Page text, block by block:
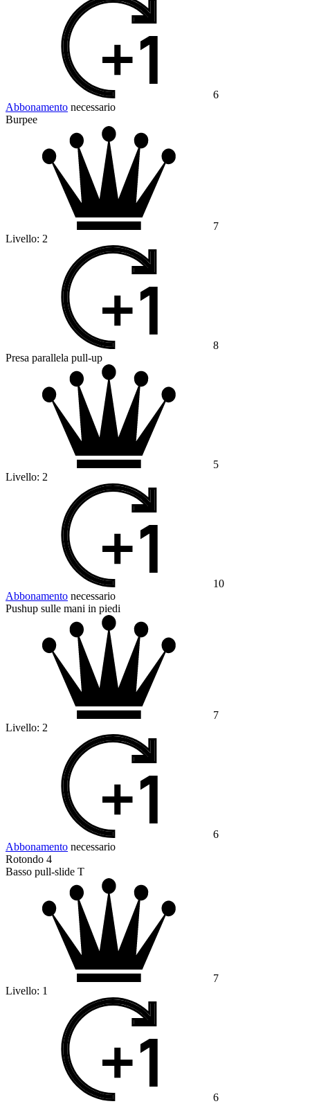
6
Abbonamento necessario
Burpee
7
Livello: 2
8
Presa parallela pull-up
5
Livello: 2
10
Abbonamento necessario
Pushup sulle mani in piedi
7
Livello: 2
6
Abbonamento necessario
Rotondo 4
Basso pull-slide T
7
Livello: 1
6